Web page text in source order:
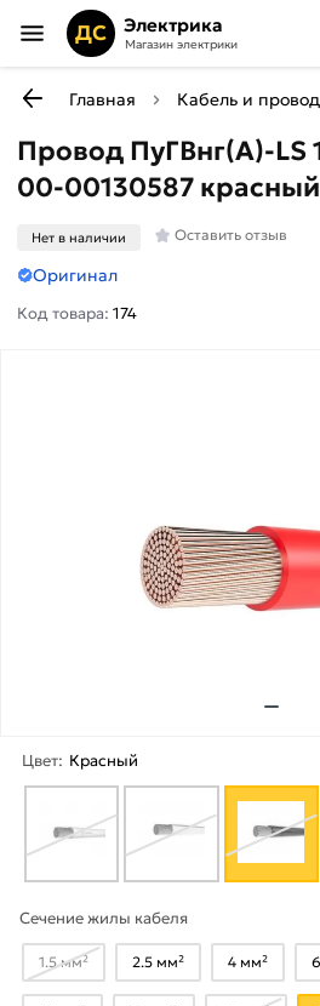
ДС Электрика
Магазин электрики
Главная Кабель и провод
Провод ПуГВнг(А)-LS
00-00130587 красный
Нет в наличии Оставить отзыв
Оригинал
Код товара:174
Цвет: Красный
Сечение жилы кабеля
1.5 мм² 2.5 мм² 4 мм²